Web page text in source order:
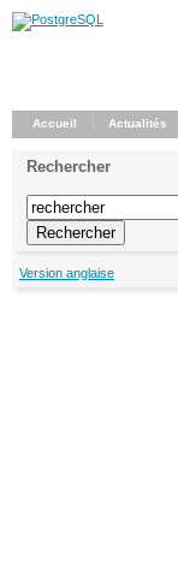
Accueil Actualités
Rechercher
Version anglaise